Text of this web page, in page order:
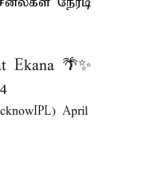
🌴✨
April